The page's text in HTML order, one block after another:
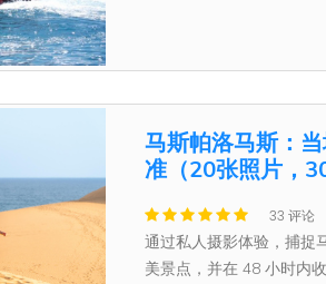
马斯帕洛马斯：
准（20张照片，
33 评论
通过私人摄影体验，捕捉
美景点，并在 48 小时内